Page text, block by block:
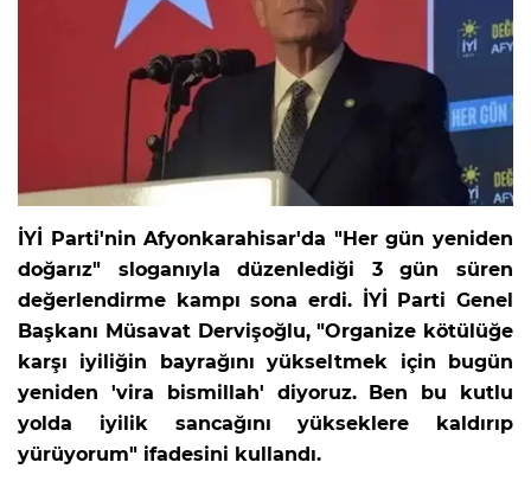
İYİ Parti'nin Afyonkarahisar'da "Her gün yeniden
doğarız" sloganıyla düzenlediği 3 gün süren
değerlendirme kampı sona erdi. İYİ Parti Genel
Başkanı Müsavat Dervişoğlu, "Organize kötülüğe
karşı iyiliğin bayrağını yükseltmek için bugün
yeniden 'vira bismillah' diyoruz. Ben bu kutlu
yolda iyilik sancağını yükseklere kaldırıp
yürüyorum" ifadesini kullandı.